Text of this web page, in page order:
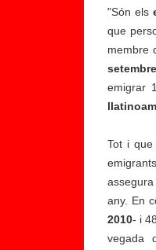
"Són els
que
membre
setembre
emigrar
Tot i que
assegura
any. En
2010- i
vegada